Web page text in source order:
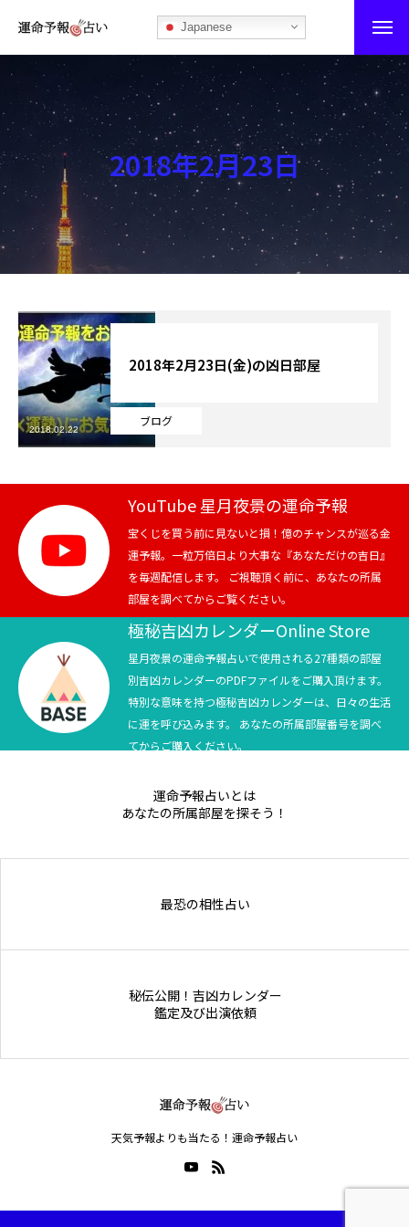
Japanese
運命予報占い
運命予報占いとは
あなたの所属部屋を探そう！
最恐の相性占い
秘伝公開！吉凶カレンダー
記事カテゴリー
ブログ
お知らせ
芸能界
テニス
スポーツ
競馬
テニス四大大会・五輪
テニス四大大会・五輪
2018年2月23日
ブログ
2018年2月23日(金)の凶日部屋
2018.02.22
YouTube 星月夜景の運命予報
宝くじを買う前に見ないと損！億のチャンスが巡る金
運予報。一粒万倍日より大事な『あなただけの吉日』
を毎週配信します。 ご視聴頂く前に、あなたの所属
部屋を調べてからご覧ください。
極秘吉凶カレンダーOnline Store
星月夜景の運命予報占いで使用される27種類の部屋
別吉凶カレンダーのPDFファイルをご購入頂けます。
特別な意味を持つ極秘吉凶カレンダーは、日々の生活
に運を呼び込みます。 あなたの所属部屋番号を調べ
てからご購入ください。
運命予報占いとは
あなたの所属部屋を探そう！
最恐の相性占い
秘伝公開！吉凶カレンダー
鑑定及び出演依頼
天気予報よりも当たる！運命予報占い